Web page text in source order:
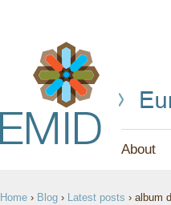
About
Home › Blog › Latest posts › album